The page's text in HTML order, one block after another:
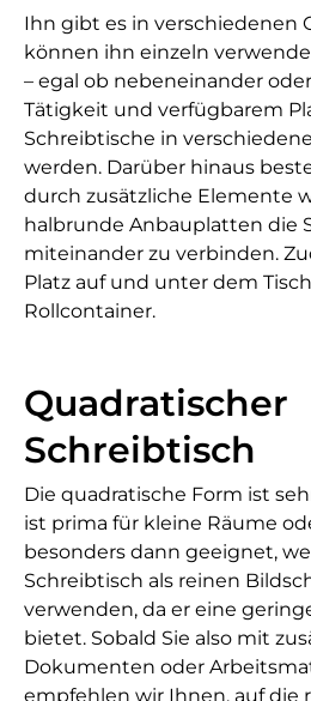
Ihn gibt es in verschiedenen
können ihn einzeln
– egal ob nebeneinander
Tätigkeit und verfügbarem
Schreibtische in
werden. Darüber hinaus
durch zusätzliche Elemente
halbrunde Anbauplatten die
miteinander zu verbinden.
Platz auf und unter dem
Rollcontainer.
Quadratischer
Schreibtisch
Die quadratische Form ist
ist prima für kleine Räume
besonders dann geeignet,
Schreibtisch als reinen
verwenden, da er eine
bietet. Sobald Sie also mit
Dokumenten oder
empfehlen wir Ihnen, auf die